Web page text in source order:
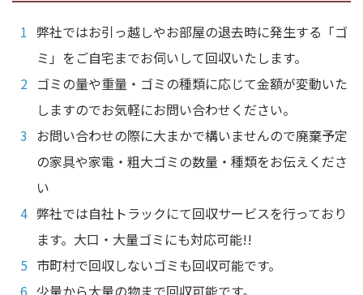
弊社ではお引っ越しやお部屋の退去時に発生する「ゴ
ミ」をご自宅までお伺いして回収いたします。
ゴミの量や重量・ゴミの種類に応じて金額が変動いた
しますのでお気軽にお問い合わせください。
お問い合わせの際に大まかで構いませんので廃棄予定
の家具や家電・粗大ゴミの数量・種類をお伝えくださ
い
弊社では自社トラックにて回収サービスを行っており
ます。大口・大量ゴミにも対応可能!!
市町村で回収しないゴミも回収可能です。
少量から大量の物まで回収可能です。